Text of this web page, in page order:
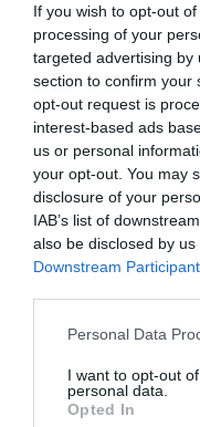
If you wish to opt-out
processing of your
targeted advertising by
section to confirm your
opt-out request is
interest-based ads
us or personal
your opt-out. You may
disclosure of your
IAB’s list of
also be disclosed by
Downstream
Personal Data
I want to opt-out
personal data.
Opted In
Championnes
WNBA Maya
étasunienne
de 6 minutes de jeu
sur le score 17-28.
A l’instar de Tina
Brittney Griner (11
En seconde
Nicholls (10 pts, 11